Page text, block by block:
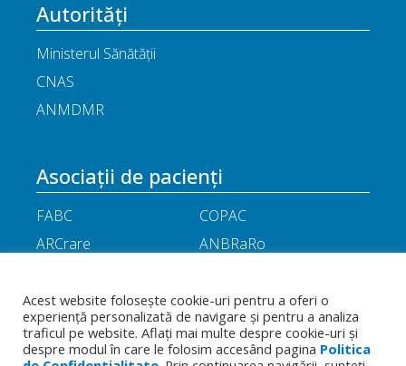
Autorități
Ministerul Sănătății
CNAS
ANMDMR
Asociații de pacienți
FABC
COPAC
ARCrare
ANBRaRo
ANHR
ARIL
APOR
Little People
Acest website folosește cookie-uri pentru a oferi o
experiență personalizată de navigare și pentru a analiza
traficul pe website. Aflați mai multe despre cookie-uri și
despre modul în care le folosim accesând pagina Politica